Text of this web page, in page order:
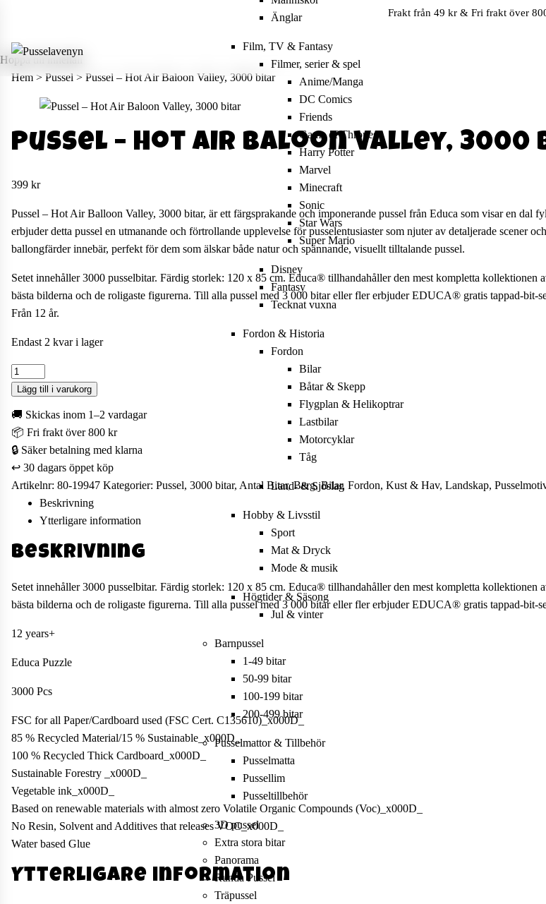
Hoppa till innehåll
Frakt från 49 kr & Fri frakt över
Änglar
Film, TV & Fantasy
Filmer, serier & spel
Anime/Manga
DC Comics
Friends
Game of Thrones
Harry Potter
Marvel
Minecraft
Sonic
Star Wars
Super Mario
Disney
Fantasy
Tecknat vuxna
Fordon & Historia
Fordon
Bilar
Båtar & Skepp
Flygplan & Helikoptrar
Lastbilar
Motorcyklar
Tåg
Land- & Sjöslag
Hobby & Livsstil
Sport
Mat & Dryck
Mode & musik
Högtider & Säsong
Jul & vinter
Barnpussel
1-49 bitar
50-99 bitar
100-199 bitar
200-499 bitar
Pusselmattor & Tillbehör
Pusselmatta
Pussellim
Pusseltillbehör
3D pussel
Extra stora bitar
Panorama
Runda Pussel
Träpussel
Hem > Pussel > Pussel – Hot Air Baloon Valley, 3000 bitar
Pussel – Hot Air Baloon Valley,
399 kr
Pussel – Hot Air Balloon Valley, 3000 bitar, är ett färgsprakande och imponerande pussel från Educa som visar en
erbjuder detta pussel en utmanande och förtrollande upplevelse för pusselentusiaster som njuter av detaljerade scener
ballongfärder innebär, perfekt för dem som älskar både natur och spännande, visuellt tilltalande pussel.
Setet innehåller 3000 pusselbitar. Färdig storlek: 120 x 85 cm. Educa® tillhandahåller den mest kompletta
bästa bilderna och de roligaste figurerna. Till alla pussel med 3 000 bitar eller fler erbjuder EDUCA® gratis tappad-
Från 12 år.
Endast 2 kvar i lager
Pussel
-
Baloon
Valley,
Lägg till i varukorg
🚚 Skickas inom 1–2 vardagar
📦 Fri frakt över 800 kr
🔒 Säker betalning med klarna
↩️ 30 dagars öppet köp
Artikelnr: 80-19947 Kategorier: Pussel, 3000 bitar, Antal Bitar,Berg,Bilar, Fordon, Kust & Hav, Landskap,
Beskrivning
Ytterligare information
Beskrivning
Setet innehåller 3000 pusselbitar. Färdig storlek: 120 x 85 cm. Educa® tillhandahåller den mest kompletta
bästa bilderna och de roligaste figurerna. Till alla pussel med 3 000 bitar eller fler erbjuder EDUCA® gratis tappad-
12 years+
Educa Puzzle
3000 Pcs
FSC for all Paper/Cardboard used (FSC Cert. C135610)_x000D_
85 % Recycled Material/15 % Sustainable_x000D_
100 % Recycled Thick Cardboard_x000D_
Sustainable Forestry _x000D_
Vegetable ink_x000D_
Based on renewable materials with almost zero Volatile Organic Compounds (Voc)_x000D_
No Resin, Solvent and Additives that releases VOC_x000D_
Water based Glue
Ytterligare information